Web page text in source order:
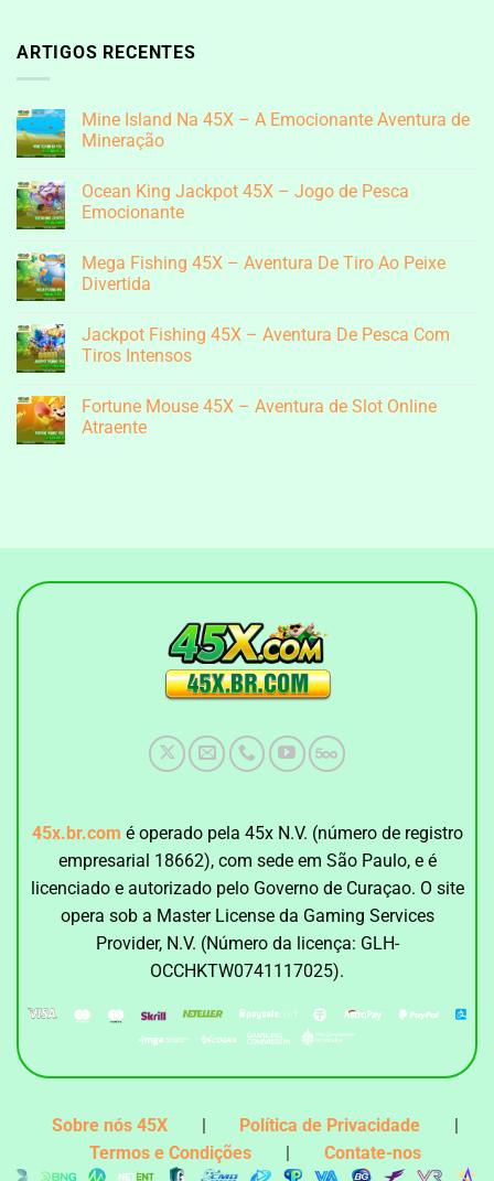
ARTIGOS RECENTES
Mine Island Na 45X – A Emocionante Aventura de
Mineração
em
Mine
Island
–
A
Emocionante
Mineração
Ocean King Jackpot 45X – Jogo de Pesca
Emocionante
em
Ocean
King
–
Jogo
de
Mega Fishing 45X – Aventura De Tiro Ao Peixe
Divertida
em
Mega
Fishing
Aventura
De
Tiro
Jackpot Fishing 45X – Aventura De Pesca Com
Tiros Intensos
em
Jackpot
Fishing
Intensos
Fortune Mouse 45X – Aventura de Slot Online
Atraente
Aventura
Slot
45x.br.com é operado pela 45x N.V. (número de registro
empresarial 18662), com sede em São Paulo, e é
licenciado e autorizado pelo Governo de Curaçao. O site
opera sob a Master License da Gaming Services
Provider, N.V. (Número da licença: GLH-
OCCHKTW0741117025).
Sobre nós 45X | Política de Privacidade
|
Termos e Condições
| Contate-nos